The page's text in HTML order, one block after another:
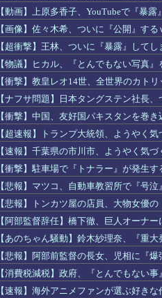
【動画】上原多香子、YouTubeで『暴
【画像】佐々木希、ついに『公開』す
【超衝撃】王林、ついに『暴露』してし
【物議】ヒカル、『とんでもない写真
【衝撃】教皇レオ14世、全世界のカト
【ナフサ問題】日本タングステン社長
【衝撃】中国、友好国パキスタンを巻
【超速報】トランプ大統領、ようやく
【速報】千葉県の市川市、ようやく気
【衝撃】駐車場で『トナラー』が発生
【悲報】マツコ、自動車教習所で『号
【悲報】トンカツ屋の店員、大物女優
【阿部監督辞任】橋下徹、巨人オーナ
【あのちゃん騒動】鈴木紗理奈、『重
【悲報】阿部前監督の長女、児相に『
【消費税減税】政府、『とんでもない
【速報】海外アニメファンが選ぶ好き